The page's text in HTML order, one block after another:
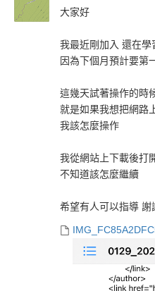
大家好
我最近剛加入 還在學
因為下個月預計要第
這幾天試著操作的時
就是如果我想把網路
我該怎麼操作
我從網站上下載後打
不知道該怎麼繼續
希望有人可以指導 謝